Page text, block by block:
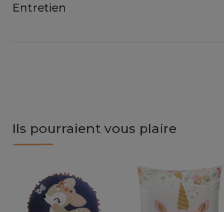
Entretien
Ils pourraient vous plaire